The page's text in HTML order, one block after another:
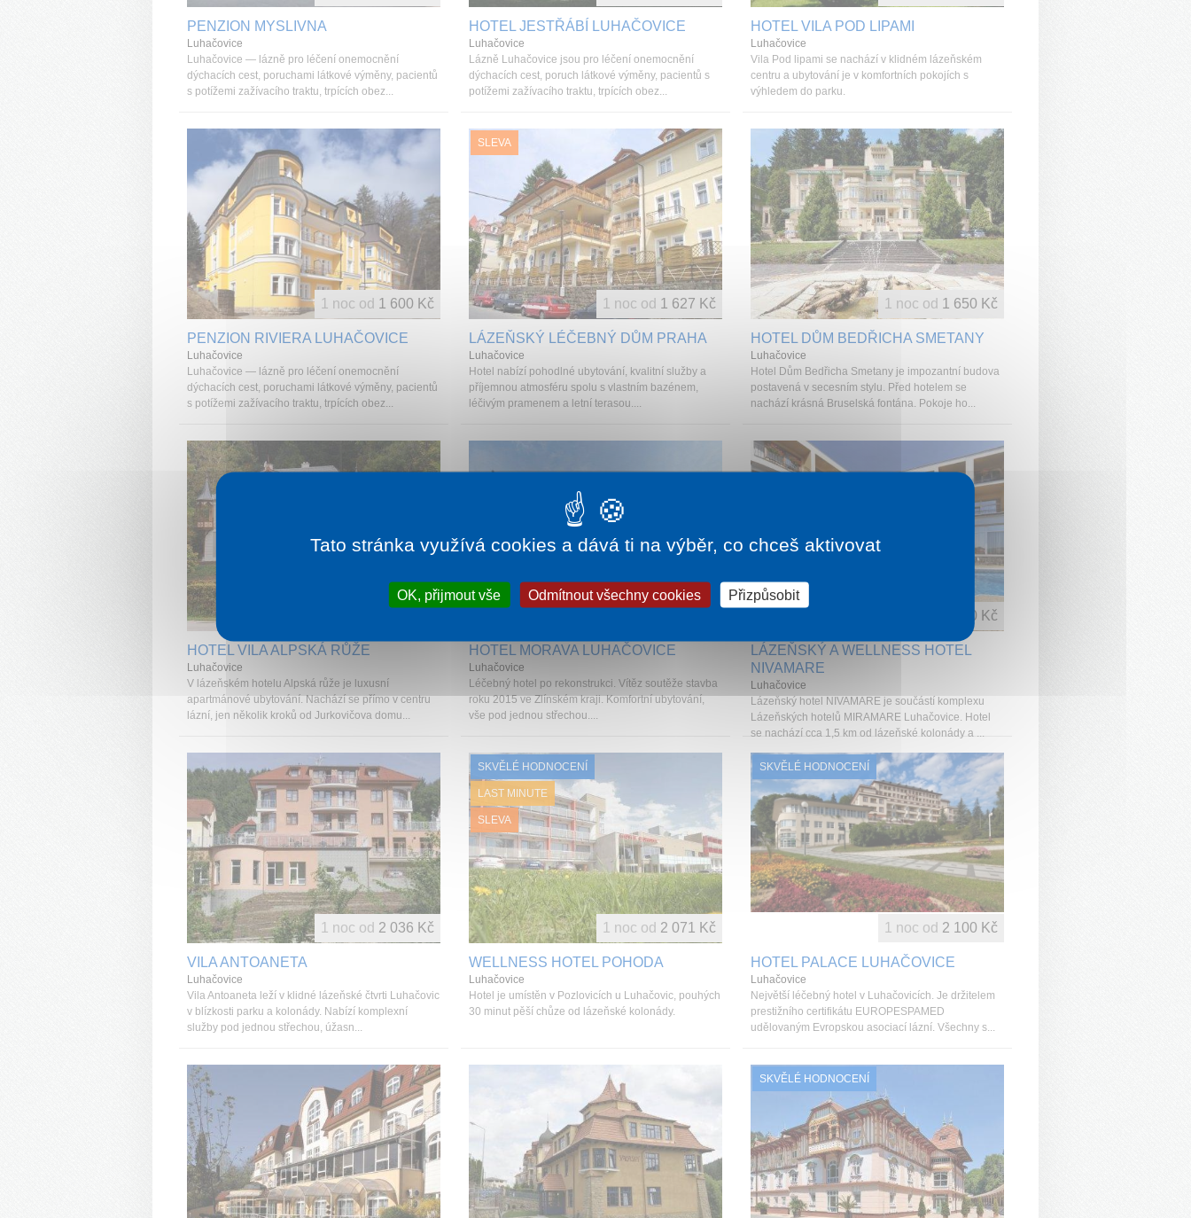
PENZION MYSLIVNA
Luhačovice
Luhačovice — lázně pro léčení onemocnění
dýchacích cest, poruchami látkové výměny, pacientů
s potížemi zažívacího traktu, trpících obez...
HOTEL JESTŘÁBÍ LUHAČOVICE
Luhačovice
Lázně Luhačovice jsou pro léčení onemocnění
dýchacích cest, poruch látkové výměny, pacientů s
potížemi zažívacího traktu, trpících obez...
HOTEL VILA POD LIPAMI
Luhačovice
Vila Pod lipami se nachází v klidném lázeňském
centru a ubytování je v komfortních pokojích s
výhledem do parku.
PENZION RIVIERA LUHAČOVICE
Luhačovice
Luhačovice — lázně pro léčení onemocnění
dýchacích cest, poruchami látkové výměny, pacientů
s potížemi zažívacího traktu, trpících obez...
1 noc od 1 600 Kč
SLEVA
LÁZEŇSKÝ LÉČEBNÝ DŮM PRAHA
Luhačovice
Hotel nabízí pohodlné ubytování, kvalitní služby a
příjemnou atmosféru spolu s vlastním bazénem,
léčivým pramenem a letní terasou....
1 noc od 1 627 Kč
HOTEL DŮM BEDŘICHA SMETANY
Luhačovice
Hotel Dům Bedřicha Smetany je impozantní budova
postavená v secesním stylu. Před hotelem se
nachází krásná Bruselská fontána. Pokoje ho...
1 noc od 1 650 Kč
HOTEL VILA ALPSKÁ RŮŽE
Luhačovice
V lázeňském hotelu Alpská růže je luxusní
apartmánové ubytování. Nachází se přímo v centru
lázní, jen několik kroků od Jurkovičova domu...
HOTEL MORAVA LUHAČOVICE
Luhačovice
Léčebný hotel po rekonstrukci. Vítěz soutěže stavba
roku 2015 ve Zlínském kraji. Komfortní ubytování,
vše pod jednou střechou....
LÁZEŇSKÝ A WELLNESS HOTEL
NIVAMARE
Luhačovice
Lázeňský hotel NIVAMARE je součástí komplexu
Lázeňských hotelů MIRAMARE Luhačovice. Hotel
se nachází cca 1,5 km od lázeňské kolonády a ...
1 860 Kč
VILA ANTOANETA
Luhačovice
Vila Antoaneta leží v klidné lázeňské čtvrti Luhačovic
v blízkosti parku a kolonády. Nabízí komplexní
služby pod jednou střechou, úžasn...
1 noc od 2 036 Kč
SKVĚLÉ HODNOCENÍ
LAST MINUTE
SLEVA
WELLNESS HOTEL POHODA
Luhačovice
Hotel je umístěn v Pozlovicích u Luhačovic, pouhých
30 minut pěší chůze od lázeňské kolonády.
1 noc od 2 071 Kč
SKVĚLÉ HODNOCENÍ
HOTEL PALACE LUHAČOVICE
Luhačovice
Největší léčebný hotel v Luhačovicích. Je držitelem
prestižního certifikátu EUROPESPAMED
udělovaným Evropskou asociací lázní. Všechny s...
1 noc od 2 100 Kč
SKVĚLÉ HODNOCENÍ
Tato stránka využívá cookies a dává ti na výběr, co chceš aktivovat
OK, přijmout vše Odmítnout všechny cookies Přizpůsobit